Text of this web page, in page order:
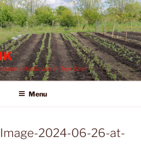
initiatieven in Ten Boer
Menu
2024-06-26-at-